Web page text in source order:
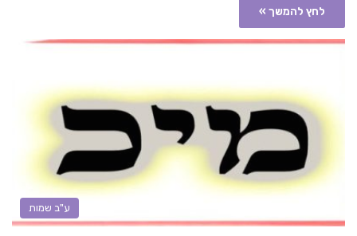
לחץ להמשך »
ע"ב שמות